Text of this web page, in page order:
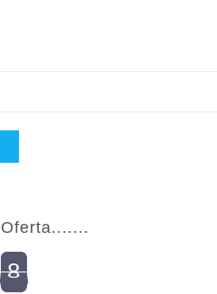
8
8
7